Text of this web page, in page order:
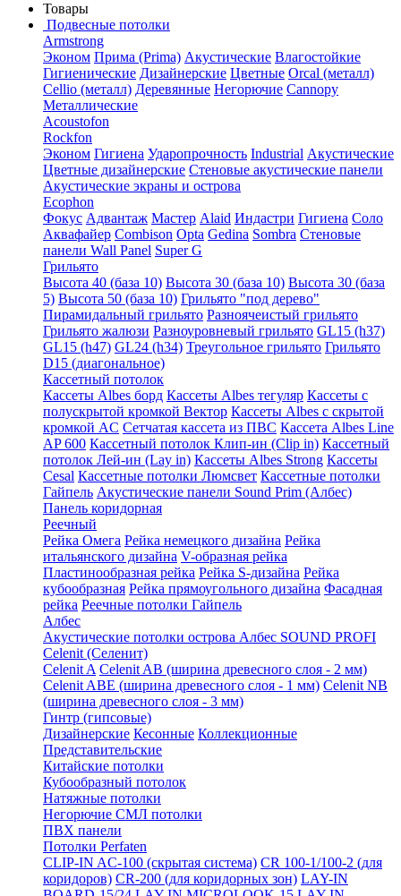
Товары
Подвесные потолки
Armstrong
Эконом Прима (Prima) Акустические Влагостойкие
Гигиенические Дизайнерские Цветные Orcal (металл)
Cellio (металл) Деревянные Негорючие Cannopy
Металлические
Acoustofon
Rockfon
Эконом Гигиена Ударопрочность Industrial Акустические
Цветные дизайнерские Стеновые акустические панели
Акустические экраны и острова
Ecophon
Фокус Адвантаж Мастер Alaid Индастри Гигиена Соло
Аквафайер Combison Opta Gedina Sombra Стеновые
панели Wall Panel Super G
Грильято
Высота 40 (база 10) Высота 30 (база 10) Высота 30 (база
5) Высота 50 (база 10) Грильято "под дерево"
Пирамидальный грильято Разноячеистый грильято
Грильято жалюзи Разноуровневый грильято GL15 (h37)
GL15 (h47) GL24 (h34) Треугольное грильято Грильято
D15 (диагональное)
Кассетный потолок
Кассеты Albes борд Кассеты Albes тегуляр Кассеты с
полускрытой кромкой Вектор Кассеты Albes с скрытой
кромкой AC Сетчатая кассета из ПВС Кассета Albes Line
AP 600 Кассетный потолок Клип-ин (Clip in) Кассетный
потолок Лей-ин (Lay in) Кассеты Albes Strong Кассеты
Cesal Кассетные потолки Люмсвет Кассетные потолки
Гайпель Акустические панели Sound Prim (Албес)
Панель коридорная
Реечный
Рейка Омега Рейка немецкого дизайна Рейка
итальянского дизайна V-образная рейка
Пластинообразная рейка Рейка S-дизайна Рейка
кубообразная Рейка прямоугольного дизайна Фасадная
рейка Реечные потолки Гайпель
Албес
Акустические потолки острова Албес SOUND PROFI
Celenit (Селенит)
Celenit A Celenit AB (ширина древесного слоя - 2 мм)
Celenit ABE (ширина древесного слоя - 1 мм) Celenit NB
(ширина древесного слоя - 3 мм)
Гинтр (гипсовые)
Дизайнерские Кесонные Коллекционные
Представительские
Китайские потолки
Кубообразный потолок
Натяжные потолки
Негорючие СМЛ потолки
ПВХ панели
Потолки Perfaten
CLIP-IN AC-100 (скрытая система) CR 100-1/100-2 (для
коридоров) CR-200 (для коридорных зон) LAY-IN